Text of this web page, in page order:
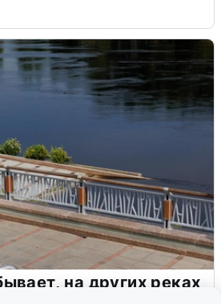
на других реках